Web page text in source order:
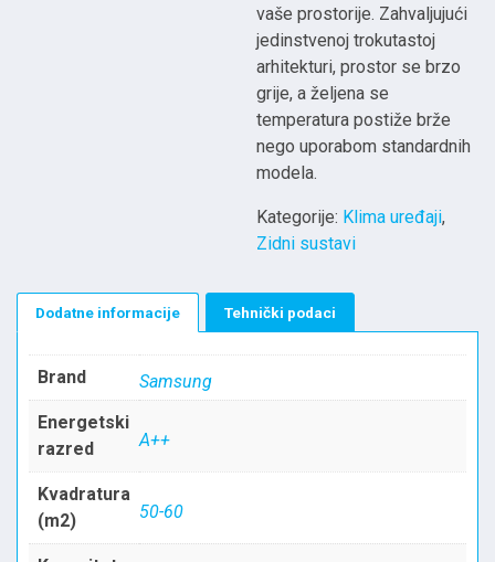
vaše prostorije. Zahvaljujući
jedinstvenoj trokutastoj
arhitekturi, prostor se brzo
grije, a željena se
temperatura postiže brže
nego uporabom standardnih
modela.
Kategorije: Klima uređaji,
Zidni sustavi
Dodatne informacije Tehnički podaci
Brand
Samsung
Energetski
razred
A++
Kvadratura
(m2)
50-60